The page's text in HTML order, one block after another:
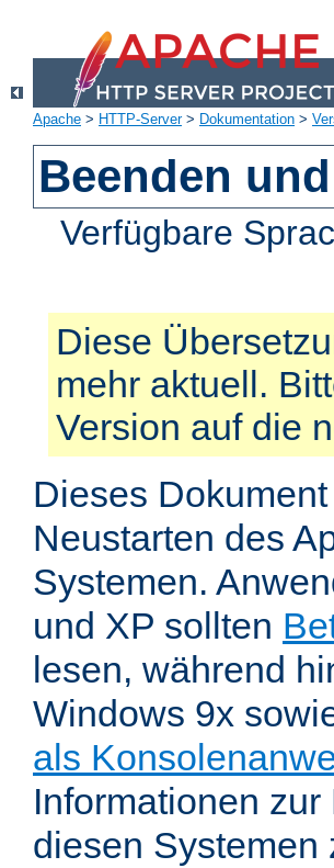
Apache > HTTP-Server> Dokumentation >
Beenden
Verfügbare
Diese
mehr aktuell.
Version auf die
Dieses
Neustarten des
Systemen.
und XP sollten
lesen, während
Windows 9x
als
Informationen
diesen Systemen